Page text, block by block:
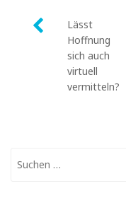
Post
navigation
Lässt
Hoffnung
sich auch
virtuell
vermitteln?
nach: